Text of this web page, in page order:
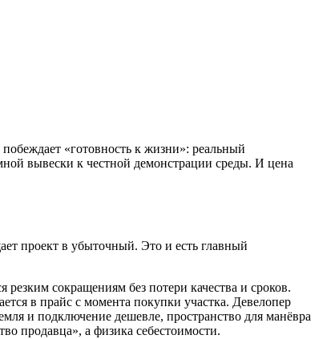
«готовность к жизни»: реальный
вывески к честной демонстрации среды. И цена
проект в убыточный. Это и есть главный
сокращениям без потери качества и сроков.
в прайс с момента покупки участка. Девелопер
и подключение дешевле, пространство для манёвра
продавца», а физика себестоимости.